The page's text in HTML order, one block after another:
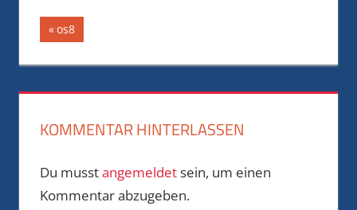
Beitragsnavigation
Vorheriger
Beitrag:
os8
KOMMENTAR HINTERLASSEN
Du musstangemeldetsein, um einen
Kommentar abzugeben.